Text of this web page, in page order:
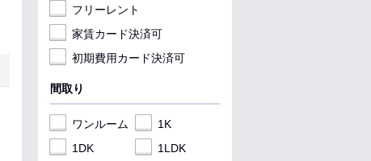
フリーレント
家賃カード決済可
初期費用カード決済可
間取り
ワンルーム
1K
1DK
1LDK